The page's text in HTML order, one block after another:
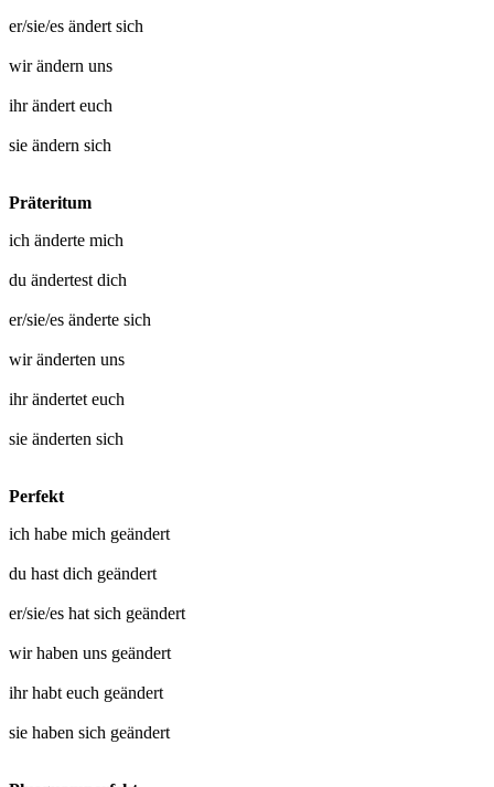
er/sie/es ändert sich
wirändern uns
ihrändert euch
sie ändern sich
Präteritum
ich änderte mich
du ändertest dich
er/sie/es änderte sich
wiränderten uns
ihrändertet euch
sie änderten sich
Perfekt
ich habe mich geändert
du hast dich geändert
er/sie/es hat sich geändert
wir haben uns geändert
ihr habt euch geändert
sie haben sich geändert